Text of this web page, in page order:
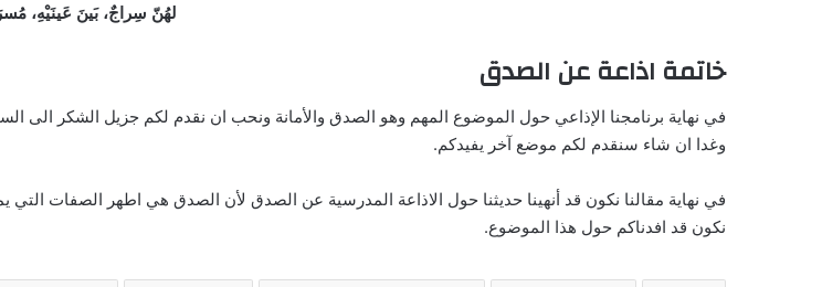
لهُنّ سِراجٌ، بَينَ عَينَيْهِ،
خاتمة اذاعة عن الصدق
في نهاية برنامجنا الإذاعي حول الموضوع المهم وهو الصدق والأمانة ونحب ان نقدم لكم جزيل الشكر الى
وغدا ان شاء سنقدم لكم موضع آخر يفيدكم.
في نهاية مقالنا نكون قد أنهينا حديثنا حول الاذاعة المدرسية عن الصدق لأن الصدق هي اطهر الصفات التي
نكون قد افدناكم حول هذا الموضوع.